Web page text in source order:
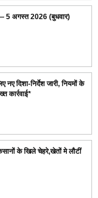
5 अगस्त 2026 (बुधवार)
नए दिशा-निर्देश जारी, नियमों के
कार्रवाई*
के खिले चेहरे,खेतों मे लौटीं